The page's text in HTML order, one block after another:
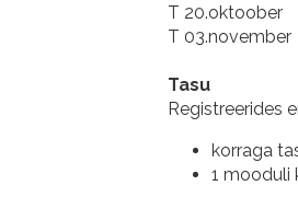
T 20.oktoober
T 03.november
Tasu
Registreerides
korraga
1 mooduli